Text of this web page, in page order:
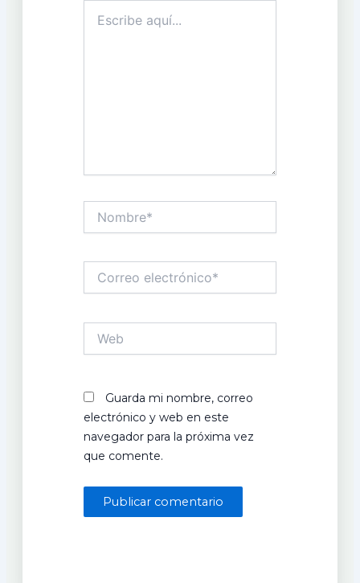
aquí...
electrónico*
Guarda mi nombre, correo
electrónico y web en este
navegador para la próxima vez
que comente.